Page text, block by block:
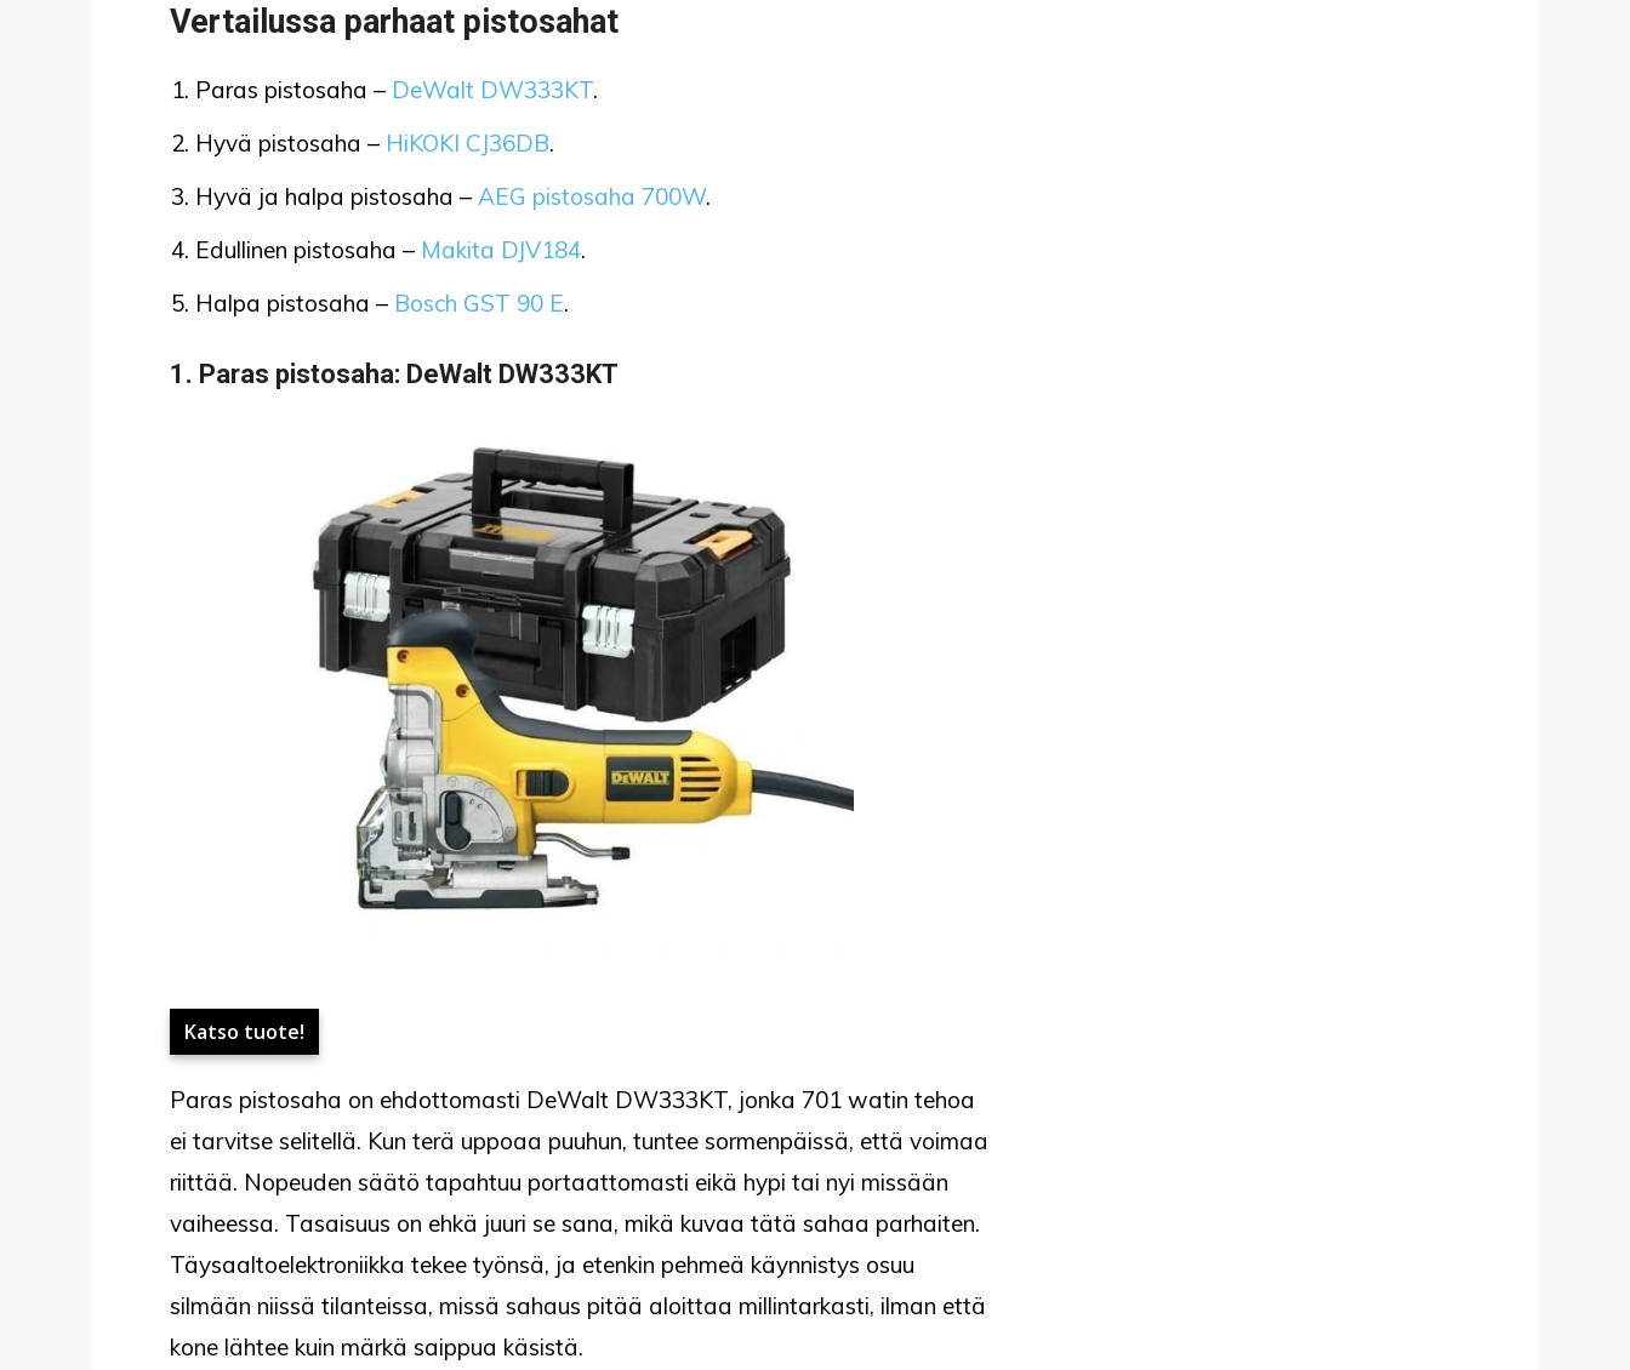
Vertailussa parhaat pistosahat
Paras pistosaha – DeWalt DW333KT.
Hyvä pistosaha – HiKOKI CJ36DB.
Hyvä ja halpa pistosaha – AEG pistosaha 700W.
Edullinen pistosaha – Makita DJV184.
Halpa pistosaha – Bosch GST 90 E.
1. Paras pistosaha: DeWalt DW333KT
Katso tuote!
Paras pistosaha on ehdottomasti DeWalt DW333KT, jonka 701 watin tehoa
ei tarvitse selitellä. Kun terä uppoaa puuhun, tuntee sormenpäissä, että voimaa
riittää. Nopeuden säätö tapahtuu portaattomasti eikä hypi tai nyi missään
vaiheessa. Tasaisuus on ehkä juuri se sana, mikä kuvaa tätä sahaa parhaiten.
Täysaaltoelektroniikka tekee työnsä, ja etenkin pehmeä käynnistys osuu
silmään niissä tilanteissa, missä sahaus pitää aloittaa millintarkasti, ilman että
kone lähtee kuin märkä saippua käsistä.